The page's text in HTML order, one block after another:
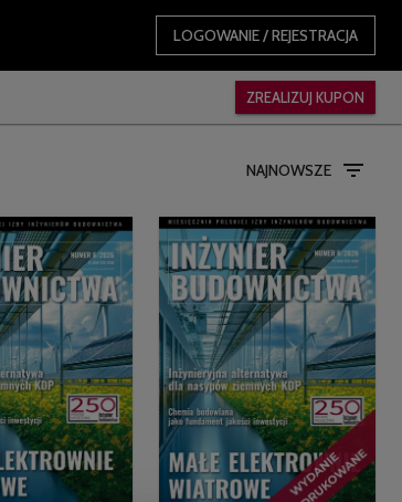
LOGOWANIE / REJESTRACJA
ZREALIZUJ KUPON
NAJNOWSZE